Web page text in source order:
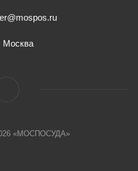
Москва
«МОСПОСУДА»